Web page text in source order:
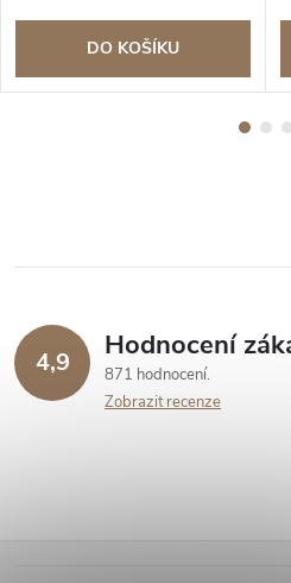
DO KOŠÍKU
4,9 Hodnocení
871 hodnocení
Zobrazit recenze